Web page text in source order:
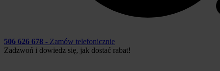
506 626 678 - Zamów telefonicznie
Zadzwoń i dowiedz się, jak dostać rabat!